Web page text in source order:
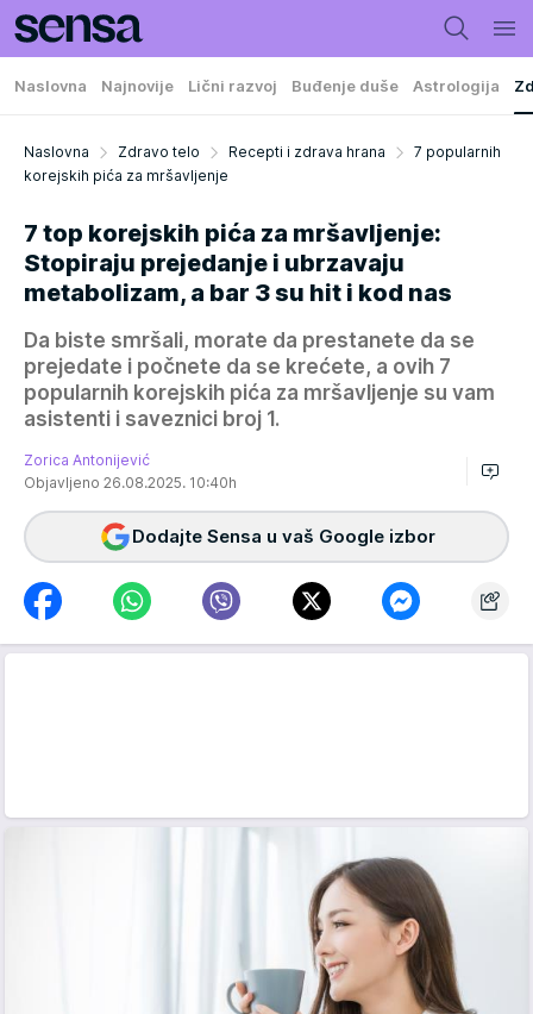
Naslovna Najnovije Lični razvoj Buđenje duše Astrologija
Naslovna Zdravo telo Recepti i zdrava hrana
7 popularnih
korejskih pića za mršavljenje
7 top korejskih pića za mršavljenje:
Stopiraju prejedanje i ubrzavaju
metabolizam, a bar 3 su hit i kod nas
Da biste smršali, morate da prestanete da se
prejedate i počnete da se krećete, a ovih 7
popularnih korejskih pića za mršavljenje su vam
asistenti i saveznici broj 1.
Zorica Antonijević
Objavljeno 26.08.2025. 10:40h
Dodajte Sensa u vaš Google izbor